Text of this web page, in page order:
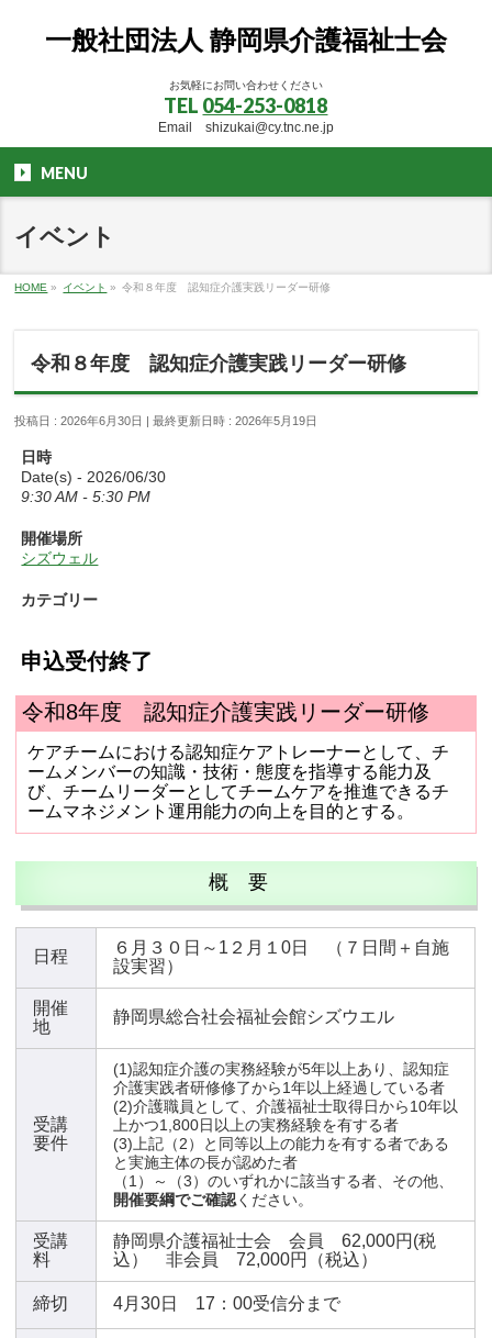
一般社団法人 静岡県介護福祉士会
お気軽にお問い合わせください
TEL 054-253-0818
Email shizukai@cy.tnc.ne.jp
MENU
イベント
HOME » イベント » 令和８年度 認知症介護実践リーダー研修
令和８年度 認知症介護実践リーダー研修
投稿日 : 2026年6月30日 最終更新日時 : 2026年5月19日
日時
Date(s) - 2026/06/30
9:30 AM - 5:30 PM
開催場所
シズウェル
カテゴリー
申込受付終了
令和8年度 認知症介護実践 リーダー研修
ケアチームにおける認知症ケアトレーナーとして、チ
ームメンバーの知識・技術・態度を指導する能力及
び、チームリーダーとしてチームケアを推進できるチ
ームマネジメント運用能力の向上を目的とする。
概 要
日程
６月３０日～1２月１0日 （７日間＋自施
設実習）
開催
地
静岡県総合社会福祉会館シズウエル
受講
要件
(1)認知症介護の実務経験が5年以上あり、認知症
介護実践者研修修了から1年以上経過している者
(2)介護職員として、介護福祉士取得日から10年以
上かつ1,800日以上の実務経験を有する者
(3)上記（2）と同等以上の能力を有する者である
と実施主体の長が認めた者
（1）～（3）のいずれかに該当する者、その他、
開催要綱でご確認ください。
受講
料
静岡県介護福祉士会 会員 62,000円(税
込） 非会員 72,000円（税込）
締切 4月30日 17：00受信分まで